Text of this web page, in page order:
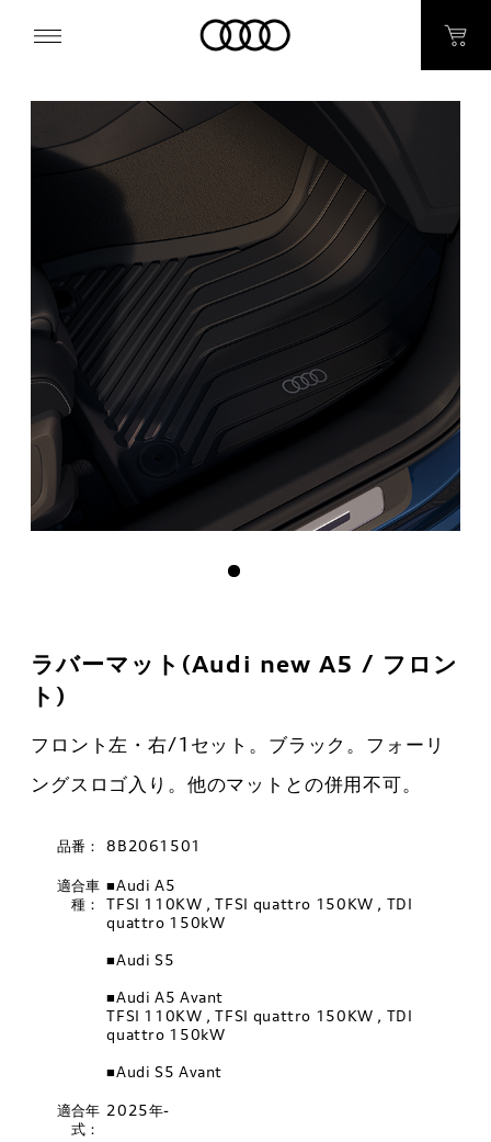
ラバーマット(Audi new A5 / フロン
ト)
フロント左・右/1セット。ブラック。フォーリ
ングスロゴ入り。他のマットとの併用不可。
品番： 8B2061501
適合車
種：
■Audi A5
TFSI 110KW , TFSI quattro 150KW , TDI
quattro 150kW
■Audi S5
■Audi A5 Avant
TFSI 110KW , TFSI quattro 150KW , TDI
quattro 150kW
■Audi S5 Avant
適合年
式：
2025年-